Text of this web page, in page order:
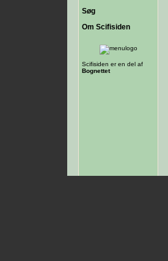
Søg
Om Scifisiden
Scifisiden er en del af
Bognettet